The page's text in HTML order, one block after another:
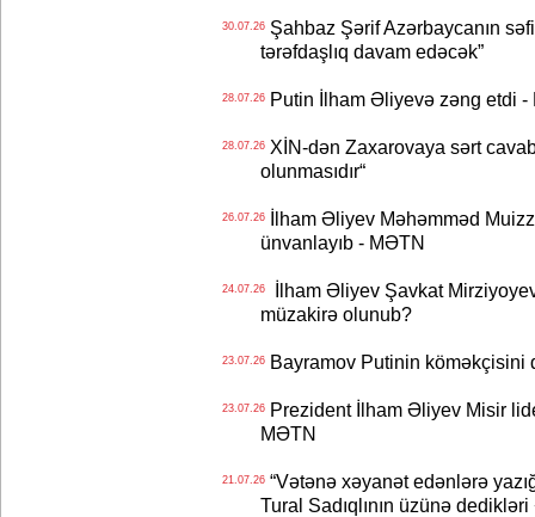
30.07.26Şahbaz Şərif Azərbaycanın
tərəfdaşlıq davam edəcək”
28.07.26Putin İlham Əliyevə zəng etdi -
28.07.26XİN-dən Zaxarovaya sərt
olunmasıdır“
26.07.26İlham Əliyev Məhəmməd
ünvanlayıb - MƏTN
24.07.26İlham Əliyev Şavkat
müzakirə olunub?
23.07.26Bayramov Putinin köməkçisini
23.07.26Prezident İlham Əliyev Misir
MƏTN
21.07.26“Vətənə xəyanət edənlərə
Tural Sadıqlının üzünə